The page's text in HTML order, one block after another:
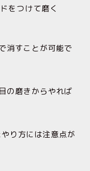
をつけて磨く
消すことが可能で
の磨きからやれば
り方には注意点が